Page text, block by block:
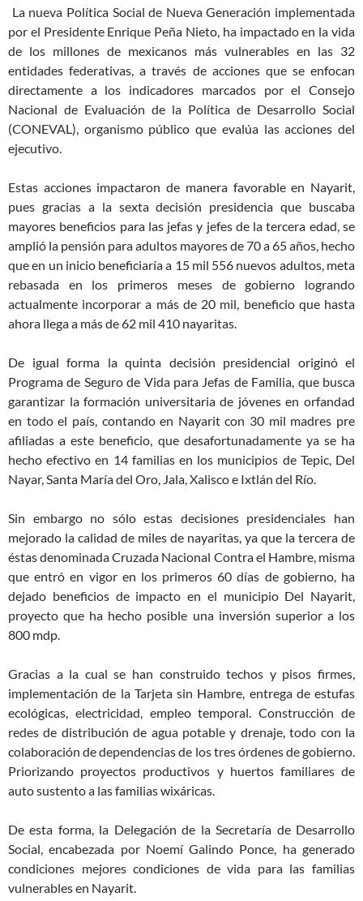
La nueva Política Social de Nueva Generación implementada
por el Presidente Enrique Peña Nieto, ha impactado en la vida
de los millones de mexicanos más vulnerables en las 32
entidades federativas, a través de acciones que se enfocan
directamente a los indicadores marcados por el Consejo
Nacional de Evaluación de la Política de Desarrollo Social
(CONEVAL), organismo público que evalúa las acciones del
ejecutivo.
Estas acciones impactaron de manera favorable en Nayarit,
pues gracias a la sexta decisión presidencia que buscaba
mayores beneficios para las jefas y jefes de la tercera edad, se
amplió la pensión para adultos mayores de 70 a 65 años, hecho
que en un inicio beneficiaría a 15 mil 556 nuevos adultos, meta
rebasada en los primeros meses de gobierno logrando
actualmente incorporar a más de 20 mil, beneficio que hasta
ahora llega a más de 62 mil 410 nayaritas.
De igual forma la quinta decisión presidencial originó el
Programa de Seguro de Vida para Jefas de Familia, que busca
garantizar la formación universitaria de jóvenes en orfandad
en todo el país, contando en Nayarit con 30 mil madres pre
afiliadas a este beneficio, que desafortunadamente ya se ha
hecho efectivo en 14 familias en los municipios de Tepic, Del
Nayar, Santa María del Oro, Jala, Xalisco e Ixtlán del Río.
Sin embargo no sólo estas decisiones presidenciales han
mejorado la calidad de miles de nayaritas, ya que la tercera de
éstas denominada Cruzada Nacional Contra el Hambre, misma
que entró en vigor en los primeros 60 días de gobierno, ha
dejado beneficios de impacto en el municipio Del Nayarit,
proyecto que ha hecho posible una inversión superior a los
800 mdp.
Gracias a la cual se han construido techos y pisos firmes,
implementación de la Tarjeta sin Hambre, entrega de estufas
ecológicas, electricidad, empleo temporal. Construcción de
redes de distribución de agua potable y drenaje, todo con la
colaboración de dependencias de los tres órdenes de gobierno.
Priorizando proyectos productivos y huertos familiares de
auto sustento a las familias wixáricas.
De esta forma, la Delegación de la Secretaría de Desarrollo
Social, encabezada por Noemí Galindo Ponce, ha generado
condiciones mejores condiciones de vida para las familias
vulnerables en Nayarit.